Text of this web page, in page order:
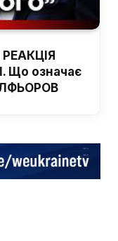
Що означає